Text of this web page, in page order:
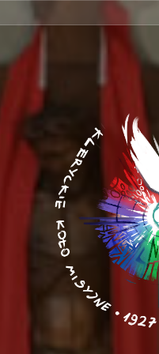
nami